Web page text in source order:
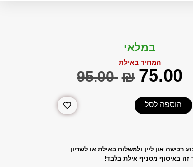
במלאי
המחיר באילת
‎95.00 ₪ ‎75.00
הוספה לסל
רכישה און-ליין ולמשלוח באילת או לשריון
זה באיסוף מסניף אילת בלבד!